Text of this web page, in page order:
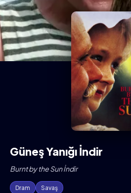
Güneş Yanığı İndir
Burnt by the Sun İndir
Dram Savaş